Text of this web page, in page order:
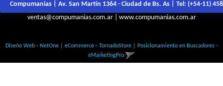
Compumanias | Av. San Martín 1364 - Ciudad de Bs. As | Tel: (+54-11)
ventas@compumanias.com.ar| www.compumanias.com.ar
Diseño Web - NetOne| eCommerce - TornadoStore| Posicionamiento en Buscadores -
eMarketingPro